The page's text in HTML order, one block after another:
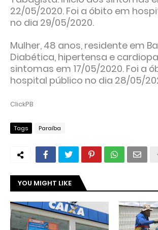
22/05/2020. Foi a óbito em
no dia 29/05/2020.
Mulher, 48 anos, residente em
Diabética, hipertensa e
sintomas em 17/05/2020. Foi a
hospital público no dia 28/05/
ClickPB
Tags Paraíba
YOU MIGHT LIKE